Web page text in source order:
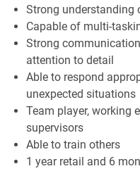
Strong understanding
Capable of multi-
Strong
attention to detail
Able to respond
unexpected situations
Team player, working
supervisors
Able to train others
1 year retail and 6